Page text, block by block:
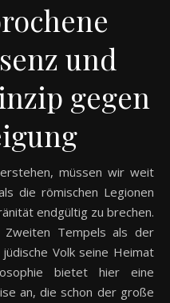
und
gegen
müssen wir weit
die römischen Legionen
endgültig zu brechen.
Tempels als der
Volk seine Heimat
bietet hier eine
an, die schon der große